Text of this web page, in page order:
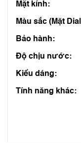
Mặt kính:
Màu sắc (Mặt
Bảo hành:
Độ chịu nước:
Kiểu dáng:
Tính năng khác: